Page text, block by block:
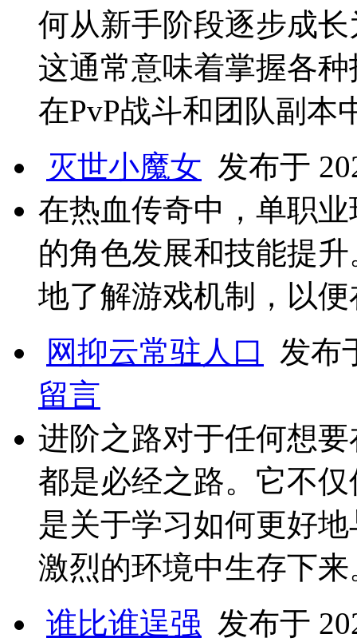
何从新手阶段逐步成
这通常意味着掌握各
在PvP战斗和团队副本
灭世小魔女 发布于
在热血传奇中，单职
的角色发展和技能提
地了解游戏机制，以
网抑云常驻人口
发布
留言
进阶之路对于任何想
都是必经之路。它不
是关于学习如何更好
激烈的环境中生存下来
谁比谁逞强 发布于